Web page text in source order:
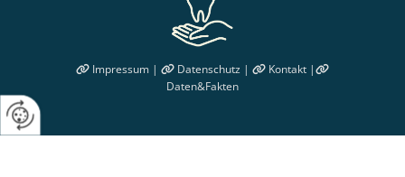
 Impressum |  Datenschutz |  Kontakt | 
Daten&Fakten